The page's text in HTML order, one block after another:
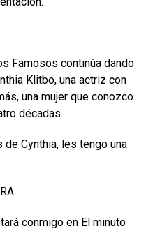
Famosos continúa dando
Klitbo, una actriz con
una mujer que conozco
décadas.
de Cynthia, les tengo una
conmigo en El minuto